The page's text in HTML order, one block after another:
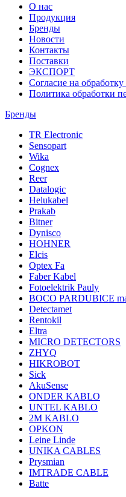
О нас
Продукция
Бренды
Новости
Контакты
Поставки
ЭКСПОРТ
Согласие на
Политика обработки
Бренды
TR Electronic
Sensopart
Wika
Cognex
Reer
Datalogic
Helukabel
Prakab
Bitner
Dynisco
HOHNER
Elcis
Optex Fa
Faber Kabel
Fotoelektrik Pauly
BOCO PARDUBICE
Detectamet
Rentokil
Eltra
MICRO DETECTORS
ZHYQ
HIKROBOT
Sick
AkuSense
ONDER KABLO
UNTEL KABLO
2M KABLO
OPKON
Leine Linde
UNIKA CABLES
Prysmian
IMTRADE CABLE
Batte